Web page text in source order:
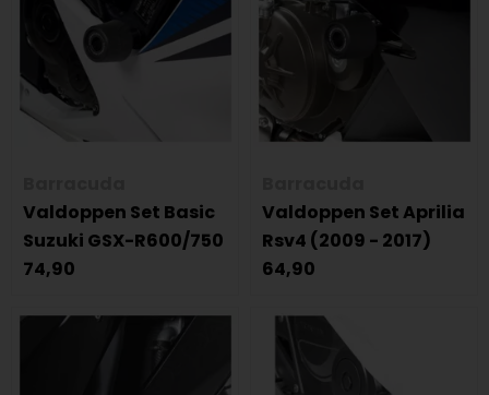
Valdoppen Set Basic
Suzuki GSX-R600/750
74,90
Valdoppen Set Aprilia
Rsv4 (2009 - 2017)
64,90